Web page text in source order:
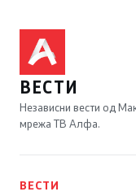
ВЕСТИ
Независни вести од
мрежа ТВ Алфа.
ВЕСТИ